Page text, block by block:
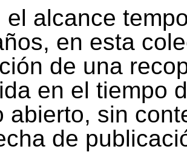
el alcance
en esta
de una
en el tiempo
abierto, sin
de